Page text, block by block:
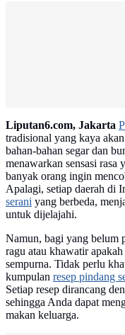
Liputan6.com, Jakarta
tradisional yang kaya
bahan-bahan segar dan
menawarkan sensasi rasa
banyak orang ingin
Apalagi, setiap daerah di
serani yang berbeda,
untuk dijelajahi.
Namun, bagi yang belum
ragu atau khawatir
sempurna. Tidak perlu
kumpulan resep pindang
Setiap resep dirancang
sehingga Anda dapat
makan keluarga.